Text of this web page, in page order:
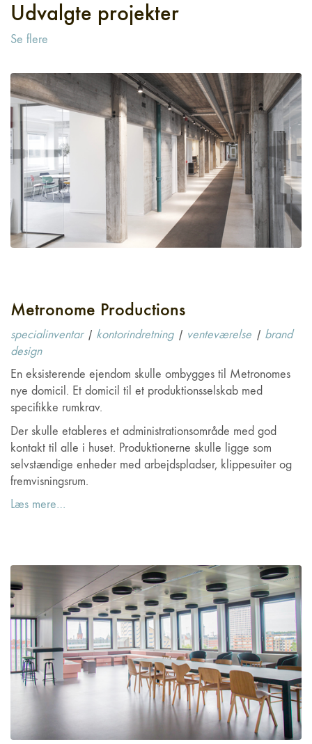
Udvalgte projekter
Se flere
Metronome Productions
specialinventar| kontorindretning| venteværelse | brand
design
En eksisterende ejendom skulle ombygges til Metronomes
nye domicil. Et domicil til et produktionsselskab med
specifikke rumkrav.
Der skulle etableres et administrationsområde med god
kontakt til alle i huset. Produktionerne skulle ligge som
selvstændige enheder med arbejdspladser, klippesuiter og
fremvisningsrum.
Læs mere…